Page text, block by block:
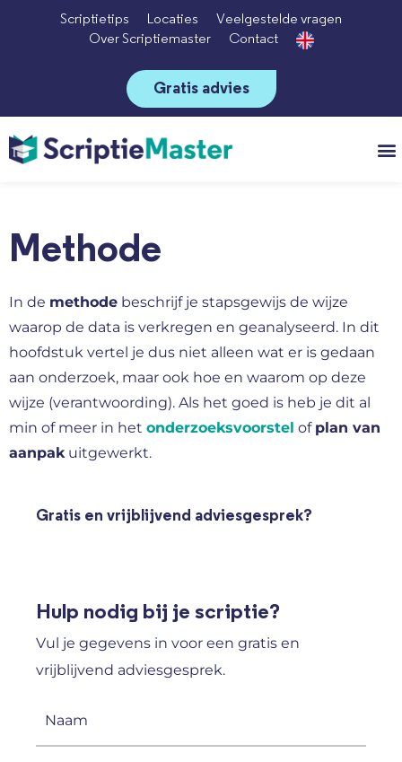
Scriptietips Locaties
Veelgestelde vragen
Over Scriptiemaster
Contact
Gratis advies
Methode
In de methode beschrijf je stapsgewijs de wijze
waarop de data is verkregen en geanalyseerd. In dit
hoofdstuk vertel je dus niet alleen wat er is gedaan
aan onderzoek, maar ook hoe en waarom op deze
wijze (verantwoording). Als het goed is heb je dit al
min of meer in het onderzoeksvoorstel of plan van
aanpakuitgewerkt.
Gratis en vrijblijvend adviesgesprek?
Hulp nodig bij je scriptie?
Vul je gegevens in voor een gratis en
vrijblijvend adviesgesprek.